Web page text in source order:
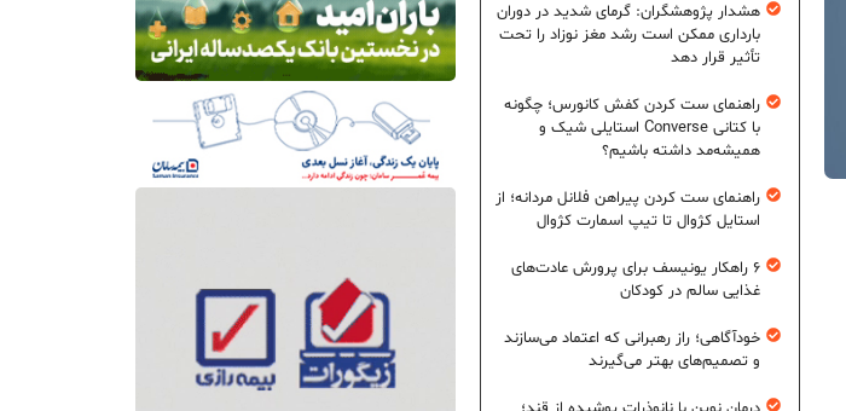
هشدار پژوهشگران: گرمای شدید در دوران
بارداری ممکن است رشد مغز نوزاد را تحت
تأثیر قرار دهد
راهنمای ست کردن کفش کانورس؛ چگونه
با کتانی Converse استایلی شیک و
همیشه‌مد داشته باشیم؟
راهنمای ست کردن پیراهن فلانل مردانه؛ از
استایل کژوال تا تیپ اسمارت کژوال
۶ راهکار یونیسف برای پرورش عادت‌های
غذایی سالم در کودکان
خودآگاهی؛ راز رهبرانی که اعتماد می‌سازند
و تصمیم‌های بهتر می‌گیرند